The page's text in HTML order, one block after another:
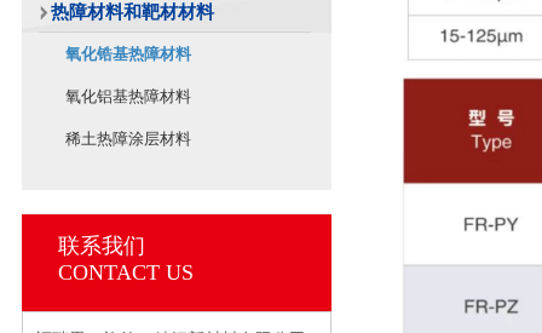
热障材料和靶材材料
氧化锆基热障材料
氧化铝基热障材料
稀土热障涂层材料
联系我们
CONTACT US